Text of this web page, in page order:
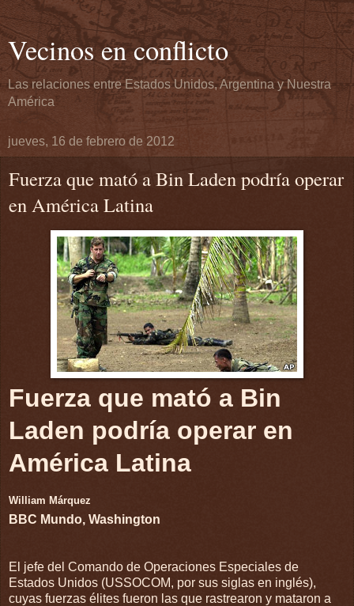
Vecinos en conflicto
Las relaciones entre Estados Unidos, Argentina y Nuestra
América
jueves, 16 de febrero de 2012
Fuerza que mató a Bin Laden podría operar
en América Latina
Fuerza que mató a Bin
Laden podría operar en
América Latina
William Márquez
BBC Mundo, Washington
El jefe del Comando de Operaciones Especiales de
Estados Unidos (USSOCOM, por sus siglas en inglés),
cuyas fuerzas élites fueron las que rastrearon y mataron a